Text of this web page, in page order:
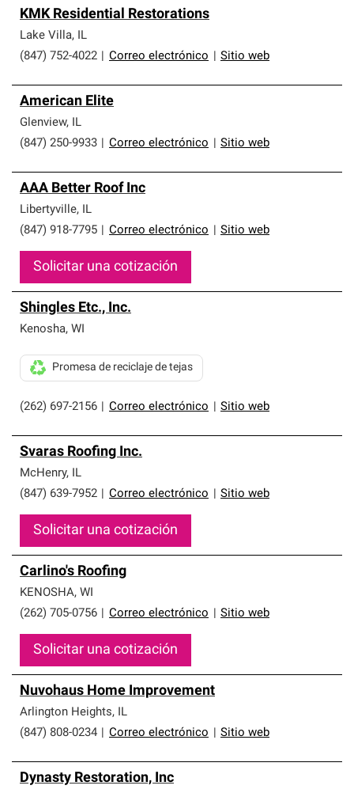
KMK Residential Restorations
Lake Villa, IL
(847) 752-4022
Correo electrónico Sitio web
American Elite
Glenview, IL
(847) 250-9933
Correo electrónico Sitio web
AAA Better Roof Inc
Libertyville, IL
(847) 918-7795
Correo electrónico Sitio web
Solicitar una cotización
Shingles Etc., Inc.
Kenosha, WI
(262) 697-2156 Correo electrónico Sitio web
Promesa de reciclaje de tejas
Svaras Roofing Inc.
McHenry, IL
(847) 639-7952
Correo electrónico Sitio web
Solicitar una cotización
Carlino's Roofing
KENOSHA, WI
(262) 705-0756
Correo electrónico Sitio web
Solicitar una cotización
Nuvohaus Home Improvement
Arlington Heights, IL
(847) 808-0234
Correo electrónico Sitio web
Dynasty Restoration, Inc